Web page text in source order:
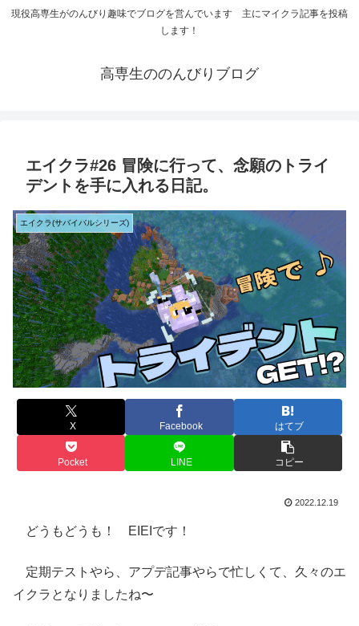
現役高専生がのんびり趣味でブログを営んでいます 主にマイクラ記事を投稿
します！
高専生ののんびりブログ
エイクラ#26 冒険に行って、念願のトライ
デントを手に入れる日記。
エイクラ(サバイバルシリーズ)
X Facebook はてブ
Pocket LINE コピー
2022.12.19
どうもどうも！ EIEIです！
定期テストやら、アプデ記事やらで忙しくて、久々のエ
イクラとなりましたね〜